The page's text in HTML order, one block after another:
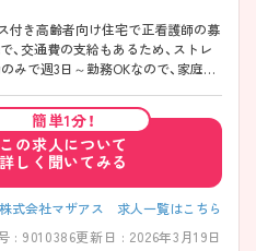
付き高齢者向け住宅で正看護師の募
、交通費の支給もあるため、ストレ
みで週3日～勤務OKなので、家庭や
ご連絡ください。
簡単1分！
この求人について
詳しく聞いてみる
株式会社マザアス 求人一覧はこちら
: 9010386更新日 : 2026年3月19日